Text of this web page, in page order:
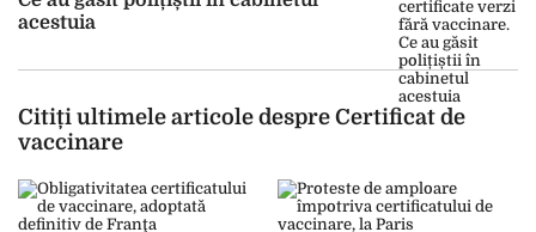
acestuia
Citiți ultimele articole despre Certificat de
vaccinare